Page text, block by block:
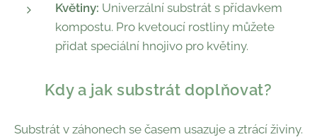
Květiny: Univerzální substrát s přídavkem
kompostu. Pro kvetoucí rostliny můžete
přidat speciální hnojivo pro květiny.
Kdy a jak substrát doplňovat?
Substrát v záhonech se časem usazuje a ztrácí živiny.